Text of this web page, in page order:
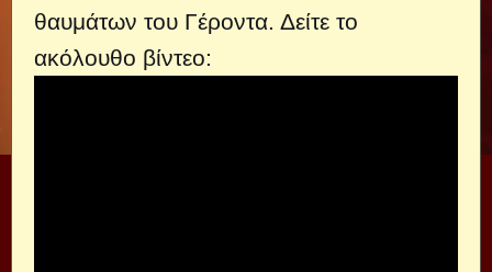
θαυμάτων του Γέροντα. Δείτε το
ακόλουθο βίντεο: